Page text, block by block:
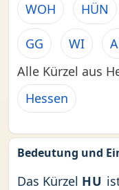
WOH HÜN
GG WI
Alle Kürzel aus
Hessen
Bedeutung und
Das Kürzel HU